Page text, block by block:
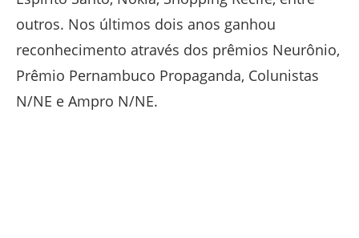
outros. Nos últimos dois anos ganhou
reconhecimento através dos prêmios Neurônio,
Prêmio Pernambuco Propaganda, Colunistas
N/NE e Ampro N/NE.